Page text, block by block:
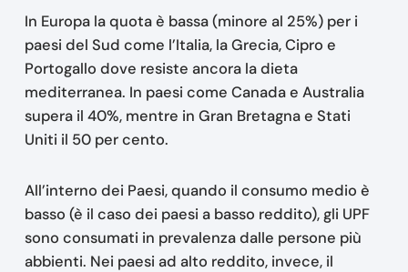
In Europa la quota è bassa (minore al 25%) per i
paesi del Sud come l’Italia, la Grecia, Cipro e
Portogallo dove resiste ancora la dieta
mediterranea. In paesi come Canada e Australia
supera il 40%, mentre in Gran Bretagna e Stati
Uniti il 50 per cento.
All’interno dei Paesi, quando il consumo medio è
basso (è il caso dei paesi a basso reddito), gli UPF
sono consumati in prevalenza dalle persone più
abbienti. Nei paesi ad alto reddito, invece, il